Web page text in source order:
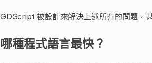
GDScript 被設計來解決上述所有的問題，
哪種程式語言最快？